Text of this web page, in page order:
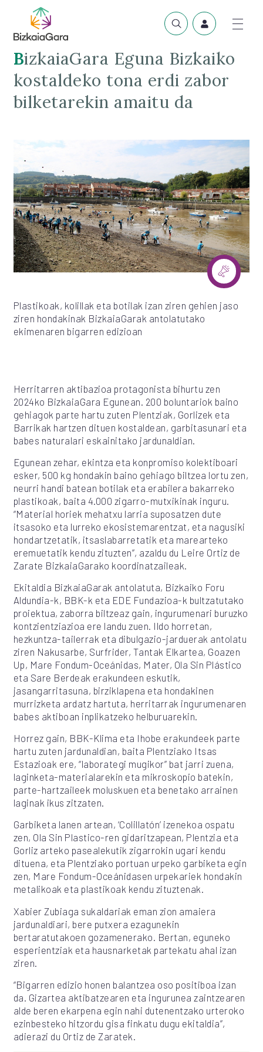
BizkaiaGara Eguna Bizkaiko
kostaldeko tona erdi zabor
bilketarekin amaitu da
Plastikoak, kolillak eta botilak izan ziren gehien jaso
ziren hondakinak BizkaiaGarak antolatutako
ekimenaren bigarren edizioan
Herritarren aktibazioa protagonista bihurtu zen
2024ko BizkaiaGara Egunean. 200 boluntariok baino
gehiagok parte hartu zuten Plentziak, Gorlizek eta
Barrikak hartzen dituen kostaldean, garbitasunari eta
babes naturalari eskainitako jardunaldian.
Egunean zehar, ekintza eta konpromiso kolektiboari
esker, 500 kg hondakin baino gehiago biltzea lortu zen,
neurri handi batean botilak eta erabilera bakarreko
plastikoak, baita 4.000 zigarro-mutxikinak inguru.
“Material horiek mehatxu larria suposatzen dute
itsasoko eta lurreko ekosistemarentzat, eta nagusiki
hondartzetatik, itsaslabarretatik eta marearteko
eremuetatik kendu zituzten”, azaldu du Leire Ortiz de
Zarate BizkaiaGarako koordinatzaileak.
Ekitaldia BizkaiaGarak antolatuta, Bizkaiko Foru
Aldundia-k, BBK-k eta EDE Fundazioa-k bultzatutako
proiektua, zaborra biltzeaz gain, ingurumenari buruzko
kontzientziazioa ere landu zuen. Ildo horretan,
hezkuntza-tailerrak eta dibulgazio-jarduerak antolatu
ziren Nakusarbe, Surfrider, Tantak Elkartea, Goazen
Up, Mare Fondum-Oceánidas, Mater, Ola Sin Plástico
eta Sare Berdeak erakundeen eskutik,
jasangarritasuna, birziklapena eta hondakinen
murrizketa ardatz hartuta, herritarrak ingurumenaren
babes aktiboan inplikatzeko helburuarekin.
Horrez gain, BBK-Klima eta Ihobe erakundeek parte
hartu zuten jardunaldian, baita Plentziako Itsas
Estazioak ere, “laborategi mugikor” bat jarri zuena,
laginketa-materialarekin eta mikroskopio batekin,
parte-hartzaileek moluskuen eta benetako arrainen
laginak ikus zitzaten.
Garbiketa lanen artean, ‘Colillatón’ izenekoa ospatu
zen, Ola Sin Plastico-ren gidaritzapean, Plentzia eta
Gorliz arteko pasealekutik zigarrokin ugari kendu
dituena, eta Plentziako portuan urpeko garbiketa egin
zen, Mare Fondum-Oceánidasen urpekariek hondakin
metalikoak eta plastikoak kendu zituztenak.
Xabier Zubiaga sukaldariak eman zion amaiera
jardunaldiari, bere putxera ezagunekin
bertaratutakoen gozamenerako. Bertan, eguneko
esperientziak eta hausnarketak partekatu ahal izan
ziren.
“Bigarren edizio honen balantzea oso positiboa izan
da. Gizartea aktibatzearen eta ingurunea zaintzearen
alde beren ekarpena egin nahi dutenentzako urteroko
ezinbesteko hitzordu gisa finkatu dugu ekitaldia”,
adierazi du Ortiz de Zaratek.